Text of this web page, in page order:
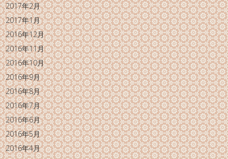
2017年2月
2017年1月
2016年12月
2016年11月
2016年10月
2016年9月
2016年8月
2016年7月
2016年6月
2016年5月
2016年4月